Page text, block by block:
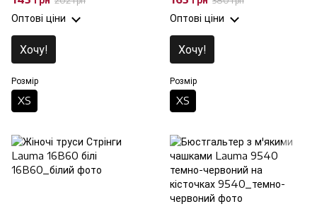
Оптові ціни
Хочу!
Розмір
XS
Оптові ціни
Хочу!
Розмір
XS